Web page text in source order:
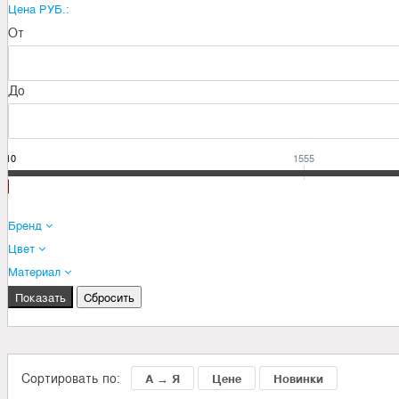
Цена РУБ.:
От
До
510 1555
Бренд
Цвет
Материал
Сортировать по: А → Я Цене Новинки